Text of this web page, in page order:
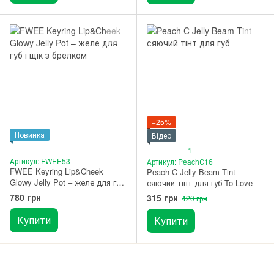
Новинка
Артикул: FWEE53
FWEE Keyring Lip&Cheek
Glowy Jelly Pot – желе для губ
і щік з брелком JR01
Squeezed
780 грн
Купити
−25%
Відео
1
Артикул: PeachС16
Peach C Jelly Beam Tint –
сяючий тінт для губ To Love
315 грн 420 грн
Купити